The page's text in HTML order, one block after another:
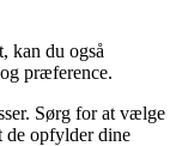
kan du også
præference.
Sørg for at vælge
de opfylder dine